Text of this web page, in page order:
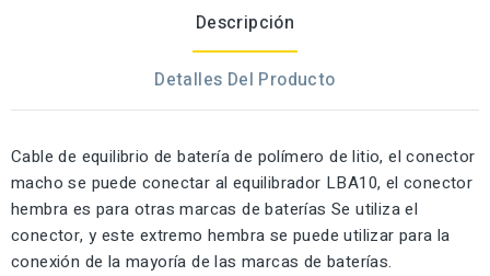
Descripción
Detalles Del Producto
Cable de equilibrio de batería de polímero de litio, el conector
macho se puede conectar al equilibrador LBA10, el conector
hembra es para otras marcas de baterías Se utiliza el
conector, y este extremo hembra se puede utilizar para la
conexión de la mayoría de las marcas de baterías.